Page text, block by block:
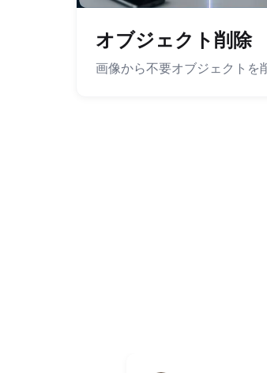
オブジェクト削除
画像から不要オブジェクトを